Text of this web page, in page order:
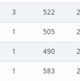
3 522
1 505
1 490
1 583